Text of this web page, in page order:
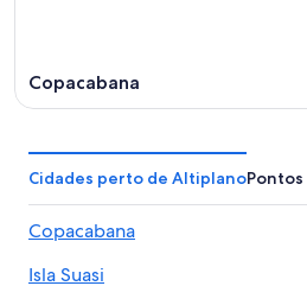
Copacabana
Cidades perto de Altiplano
Copacabana
Isla Suasi